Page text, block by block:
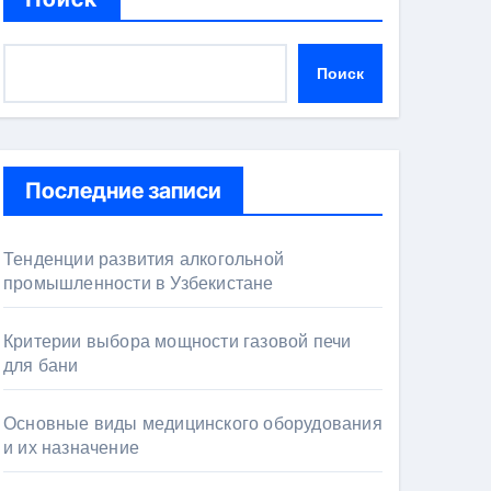
Поиск
Последние записи
Тенденции развития алкогольной
промышленности в Узбекистане
Критерии выбора мощности газовой печи
для бани
Основные виды медицинского оборудования
и их назначение